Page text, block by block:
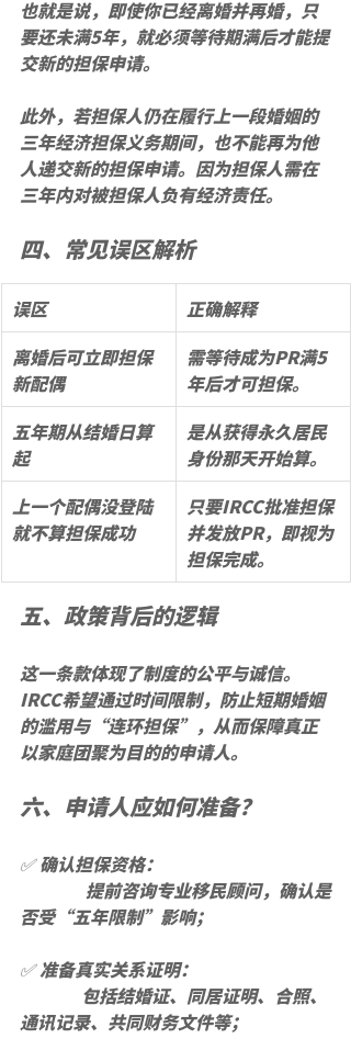
也就是说，即使你已经离婚并再婚，只
要还未满5年，就必须等待期满后才能提
交新的担保申请。
此外，若担保人仍在履行上一段婚姻的
三年经济担保义务期间，也不能再为他
人递交新的担保申请。因为担保人需在
三年内对被担保人负有经济责任。
四、常见误区解析
误区
正确解释
离婚后可立即担保
新配偶
需等待成为PR满5
年后才可担保。
五年期从结婚日算
起
是从获得永久居民
身份那天开始算。
上一个配偶没登陆
就不算担保成功
只要IRCC批准担保
并发放PR，即视为
担保完成。
五、政策背后的逻辑
这一条款体现了制度的公平与诚信。
IRCC希望通过时间限制，防止短期婚姻
的滥用与“连环担保”，从而保障真正
以家庭团聚为目的的申请人。
六、申请人应如何准备？
✅ 确认担保资格：
否受“五年限制”影响；
✅ 准备真实关系证明：
通讯记录、共同财务文件等；